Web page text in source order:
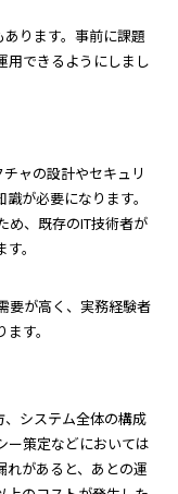
ります。事前に課題
用できるようにしまし
ャの設計やセキュリ
が必要になります。
め、既存のIT技術者が
。
要が高く、実務経験者
す。
システム全体の構成
ー策定などにおいては
れがあると、あとの運